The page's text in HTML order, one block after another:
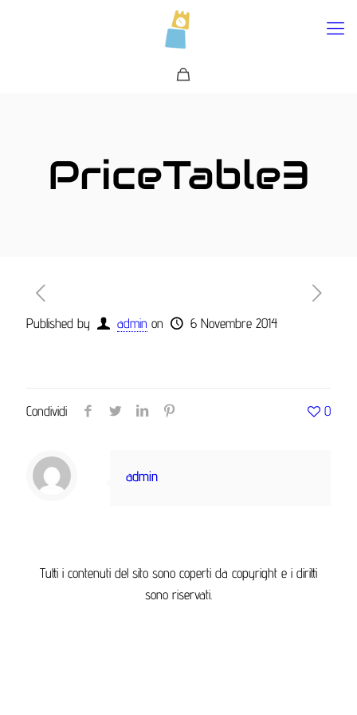
PriceTable3
Published by admin on 6 Novembre 2014
Condividi 0
admin
Tutti i contenuti del sito sono coperti da copyright e i diritti
sono riservati.